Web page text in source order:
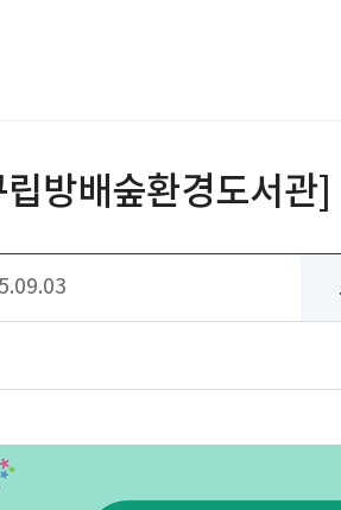
립방배숲환경도서관